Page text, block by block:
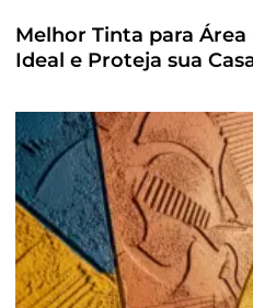
Melhor Tinta para Área
Ideal e Proteja sua